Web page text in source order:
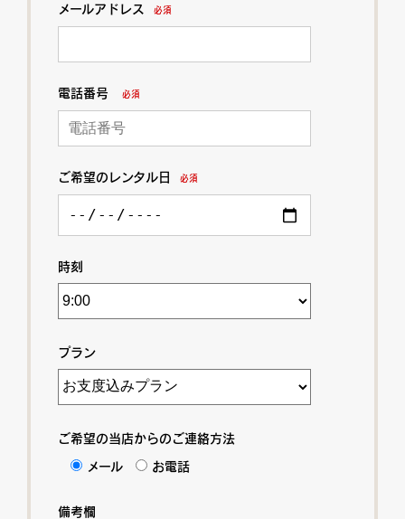
メールアドレス 必須
電話番号 必須
ご希望のレンタル日 必須
時刻
プラン
ご希望の当店からのご連絡方法
メール お電話
備考欄